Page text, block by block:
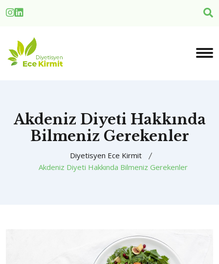
Akdeniz Diyeti Hakkında
Bilmeniz Gerekenler
Diyetisyen Ece Kirmit
Akdeniz Diyeti Hakkında Bilmeniz Gerekenler